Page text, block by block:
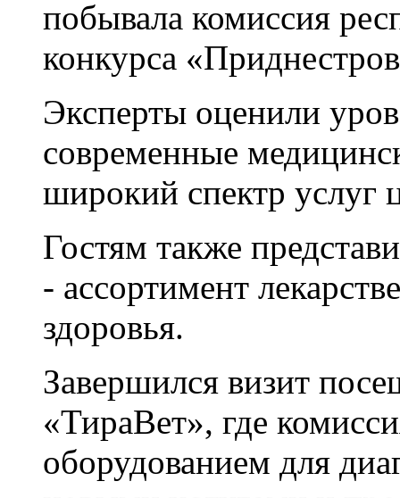
побывала комиссия
конкурса
Эксперты оценили
современные
широкий спектр услуг
Гостям также
- ассортимент
здоровья.
Завершился визит
«ТираВет», где
оборудованием для